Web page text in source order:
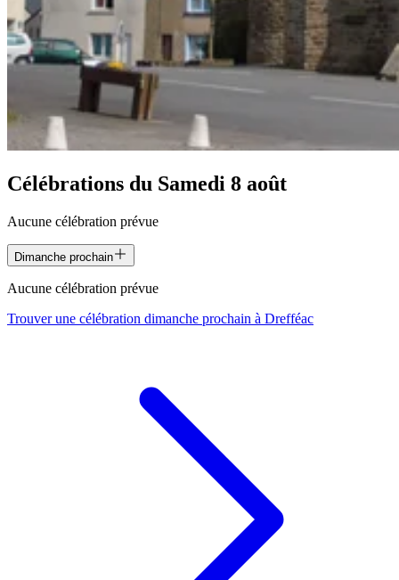
Célébrations du Samedi 8 août
Aucune célébration prévue
Dimanche prochain
Aucune célébration prévue
Trouver une célébration dimanche prochain à Drefféac